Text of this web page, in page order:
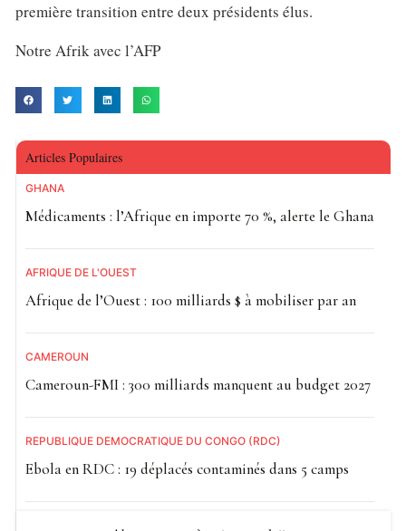
première transition entre deux présidents élus.
Notre Afrik avec l’AFP
Articles Populaires
GHANA
Médicaments : l’Afrique en importe 70 %, alerte le Ghana
AFRIQUE DE L'OUEST
Afrique de l’Ouest : 100 milliards $ à mobiliser par an
CAMEROUN
Cameroun-FMI : 300 milliards manquent au budget 2027
RÉPUBLIQUE DÉMOCRATIQUE DU CONGO (RDC)
Ebola en RDC : 19 déplacés contaminés dans 5 camps